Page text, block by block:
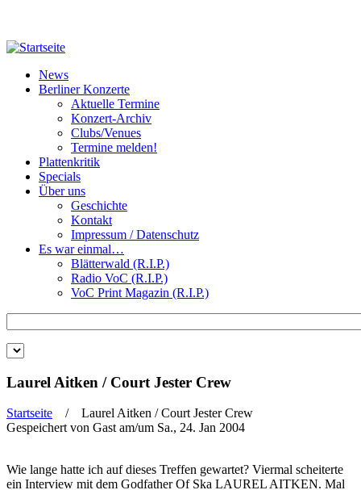
News
Berliner Konzerte
Aktuelle Termine
Konzert-Archiv
Clubs/Venues
Termine melden!
Plattenkritik
Specials
Über uns
Geschichte
Kontakt
Impressum / Datenschutz
Es war einmal…
Blätterwald (R.I.P.)
Radio VoC (R.I.P.)
VoC Print Magazin (R.I.P.)
Laurel Aitken / Court Jester Crew
Sie sind hier
Startseite / Laurel Aitken / Court Jester Crew
Gespeichert von Gastam/um Sa., 24. Jan 2004
Wie lange hatte ich auf dieses Treffen gewartet? Viermal scheiterte
ein Interview mit dem Godfather Of Ska LAUREL AITKEN. Mal